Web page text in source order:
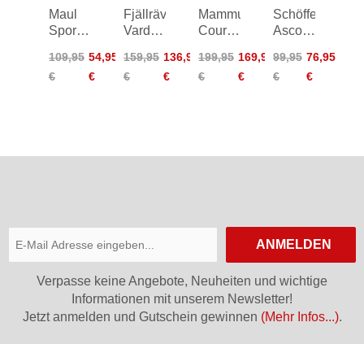
Maul
Sport
2XT
Pants
109,95
€
54,95
€
Fjällräven
Vardag
Trousers
Women
159,95
€
136,95
€
Mammut
Courmayeur
Pants
199,95
€
169,95
€
Schöffel
Ascona
Women
99,95
€
76,95
€
ANMELDEN
Verpasse keine Angebote, Neuheiten und wichtige
Informationen mit unserem Newsletter!
Jetzt anmelden und Gutschein gewinnen (Mehr Infos...).